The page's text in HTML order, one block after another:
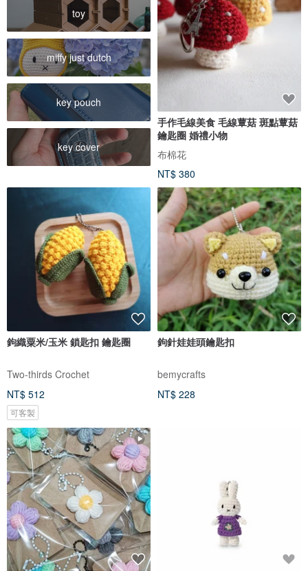
toy
miffy just dutch
key pouch
key cover
手作毛線美食 毛線蕈菇 斑點蕈菇
鑰匙圈 婚禮小物
布棉花
NT$ 380
鉤織粟米/玉米 鎖匙扣 鑰匙圈
Two-thirds Crochet
NT$ 512
可客製
鉤針娃娃頭鑰匙扣
bemycrafts
NT$ 228